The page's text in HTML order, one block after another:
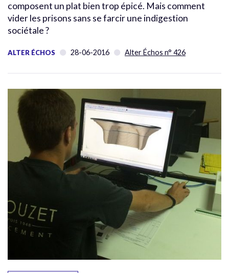
composent un plat bien trop épicé. Mais comment
vider les prisons sans se farcir une indigestion
sociétale ?
ALTER ÉCHOS 28-06-2016 Alter Échos n° 426